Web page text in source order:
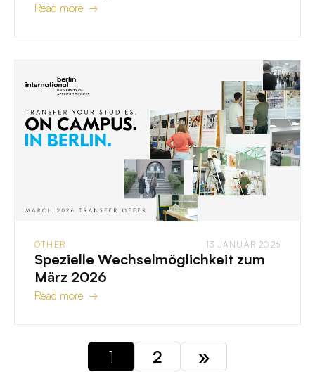
Read more →
OTHER 13 JANUAR 2026
Spezielle Wechselmöglichkeit zum
März 2026
Read more →
1 2 »